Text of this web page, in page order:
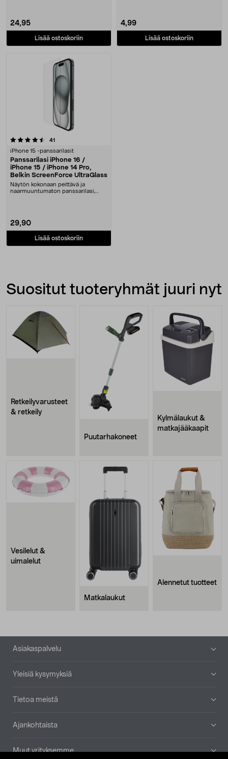
24,95
Lisää ostoskoriin
4,99
Lisää ostoskoriin
41
iPhone 15 -panssarilasit
Panssarilasi iPhone 16 /
iPhone 15 / iPhone 14 Pro,
Belkin ScreenForce UltraGlass
Näytön kokonaan peittävä ja
naarmuuntumaton panssarilasi,
29,90
Lisää ostoskoriin
Suositut tuoteryhmät juuri nyt
Retkeilyvarusteet
& retkeily
Puutarhakoneet
Kylmälaukut &
matkajääkaapit
Vesilelut &
uimalelut
Matkalaukut
Alennetut tuotteet
Alatunniste
Asiakaspalvelu
Yleisiä kysymyksiä
Tietoa meistä
Ajankohtaista
Muut yrityksemme